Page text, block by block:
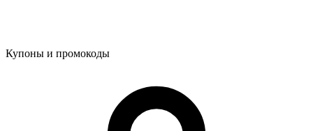
Купоны и промокоды